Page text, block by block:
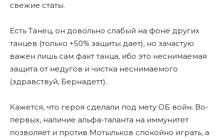
свежие статы.
Есть Танец, он довольно слабый на фоне других
танцев (только +50% защиты дает), но зачастую
важен лишь сам факт танца, ибо это неснимаемая
защита от недугов и чистка неснимаемого
(здравствуй, Бернадетт).
Кажется, что героя сделали под мету ОБ войн. Во-
первых, наличие альфа-таланта на иммунитет
позволяет и против Мотыльков спокойно играть, а